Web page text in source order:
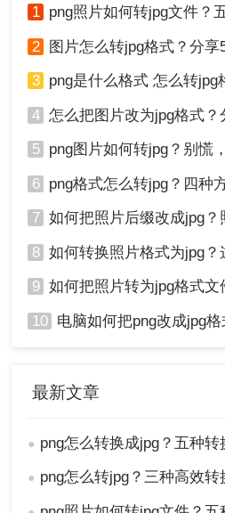
优点：
极致控制：可精确调整
无损编辑：在转换格式
始信息的情况下对图像
以高效处理成百上千张
缺点：
成本高昂：需要订阅
务，价格不菲。
系统资源占用大：是一
能有一定要求。
菜单载入您的PNG图片。
式，确保模式为“RGB颜色”而
3、处理透明背景 ：如果PNG
定如何处理。
1 png照片如何转jpg文件？五种方法实
2 图片怎么转jpg格式？分享
3 png是什么格式 怎么转jpg格式？5种
4 怎么把图片改为jpg格式？
5 png图片如何转jpg？别慌
6 png格式怎么转jpg？四种
7 如何把照片后缀改成jpg？照
8 如何转换照片格式为jpg？
9 如何把照片转为jpg格式文件
10 电脑如何把png改成jpg格式？
最新文章
● png怎么转换成jpg？五种转
● png怎么转jpg？三种高效转